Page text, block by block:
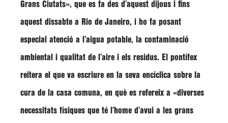
Grans Ciutats», que es fa des d’aquest dijous i fins
aquest dissabte a Rio de Janeiro, i ho fa posant
especial atenció a l’aigua potable, la contaminació
ambiental i qualitat de l’aire i els residus. El pontífex
reitera el que va escriure en la seva encíclica sobre la
cura de la casa comuna, en què es refereix a «diverses
necessitats físiques que té l’home d’avui a les grans